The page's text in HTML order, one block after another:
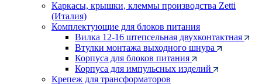
Каркасы, крышки, клеммы производства Zetti
(Италия)
Комплектующие для блоков питания
Вилка 12-16 штепсельная двухконтактная
Втулки монтажа выходного шнура
Корпуса для блоков питания
Корпуса для импульсных изделий
Крепеж для трансформаторов